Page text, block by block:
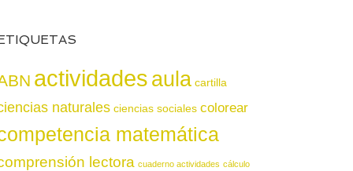
actividadesaula cartilla
naturales ciencias sociales colorear
matemática
lectora cuaderno actividades cálculo